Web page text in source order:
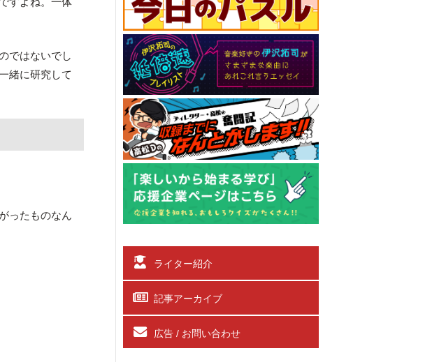
ではないでし
緒に研究して
ったものなん
ライター紹介
記事アーカイブ
広告 / お問い合わせ